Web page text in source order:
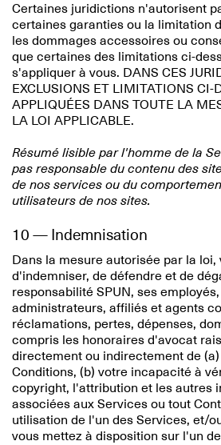
Certaines juridictions n'autorisent
certaines garanties ou la limitation
les dommages accessoires ou
que certaines des limitations ci-
s'appliquer à vous. DANS CES
EXCLUSIONS ET LIMITATIONS CI-
APPLIQUÉES DANS TOUTE LA
LA LOI APPLICABLE.
Résumé lisible par l'homme de la
pas responsable du contenu des
de nos services ou du
utilisateurs de nos sites.
10 — Indemnisation
Dans la mesure autorisée par la
d'indemniser, de défendre et de
responsabilité SPUN, ses
administrateurs, affiliés et agents
réclamations, pertes, dépenses,
compris les honoraires d'avocat
directement ou indirectement de
Conditions, (b) votre incapacité à
copyright, l'attribution et les autres
associées aux Services ou tout
utilisation de l'un des Services, et/
vous mettez à disposition sur l'un